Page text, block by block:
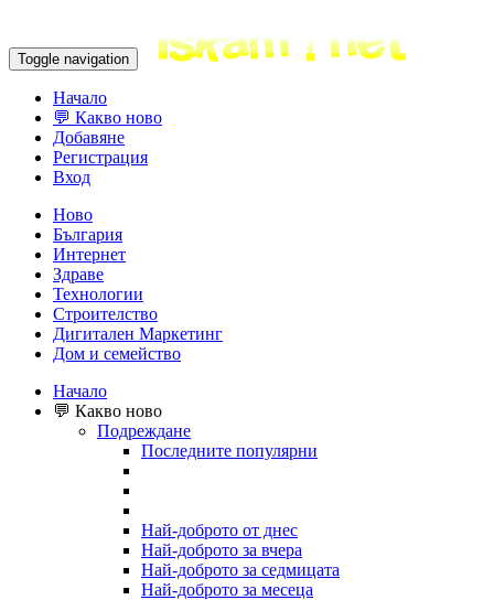
Toggle navigation
Начало
💬 Какво ново
Добавяне
Регистрация
Вход
Ново
България
Интернет
Здраве
Технологии
Строителство
Дигитален Маркетинг
Дом и семейство
Начало
💬 Какво ново
Подреждане
Последните популярни
Най-доброто от днес
Най-доброто за вчера
Най-доброто за седмицата
Най-доброто за месеца